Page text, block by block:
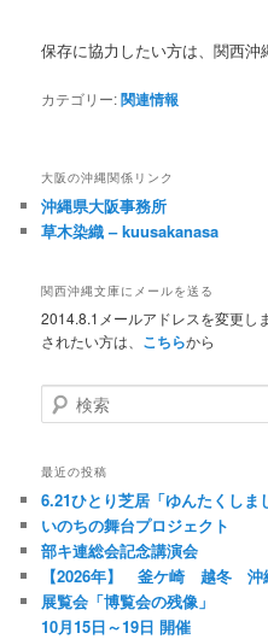
保存に協力したい方は、関西沖
カテゴリー:関連情報
大阪の沖縄関係リンク
沖縄県大阪事務所
草木染織 – kuusakanasa
関西沖縄文庫にメールを送る
2014.8.1メールアドレスを変更し
されたい方は、 こちらから
検索
最近の投稿
6.21ひとり芝居「ゆんたくしま
いのちの舞台プロジェクト
部キ連総会記念講演会
【2026年】 釜ケ崎 越冬 沖
展覧会「博覧会の残像」
10月15日～19日 開催